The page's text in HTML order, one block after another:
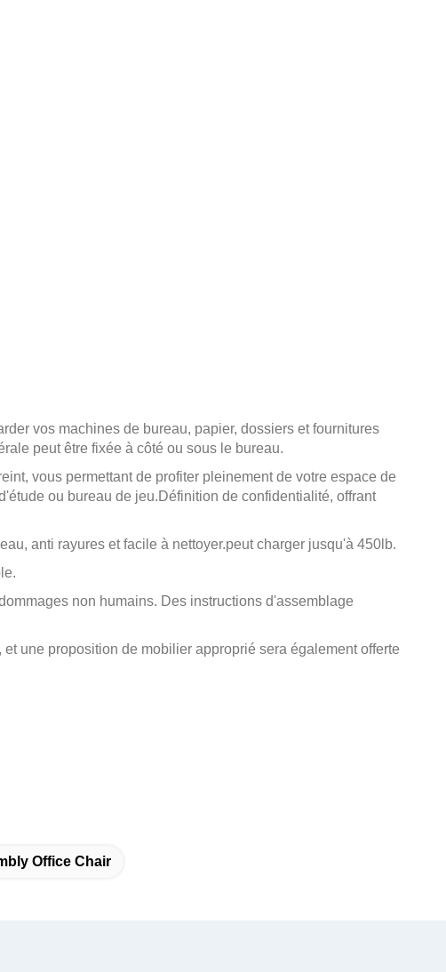
vos machines de bureau, papier, dossiers et fournitures
peut être fixée à côté ou sous le bureau.
vous permettant de profiter pleinement de votre espace de
ou bureau de jeu.Définition de confidentialité, offrant
anti rayures et facile à nettoyer.peut charger jusqu'à 450lb.
non humains. Des instructions d'assemblage
une proposition de mobilier approprié sera également offerte
Office Chair